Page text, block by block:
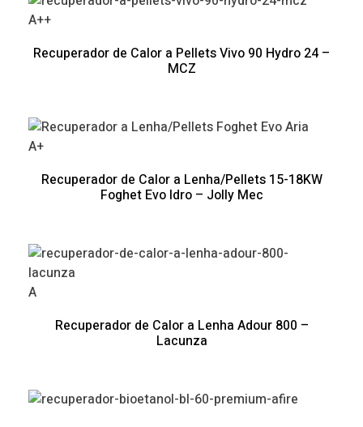
A++
Recuperador de Calor a Pellets Vivo 90 Hydro 24 –
MCZ
A+
Recuperador de Calor a Lenha/Pellets 15-18KW
Foghet Evo Idro – Jolly Mec
A
Recuperador de Calor a Lenha Adour 800 –
Lacunza